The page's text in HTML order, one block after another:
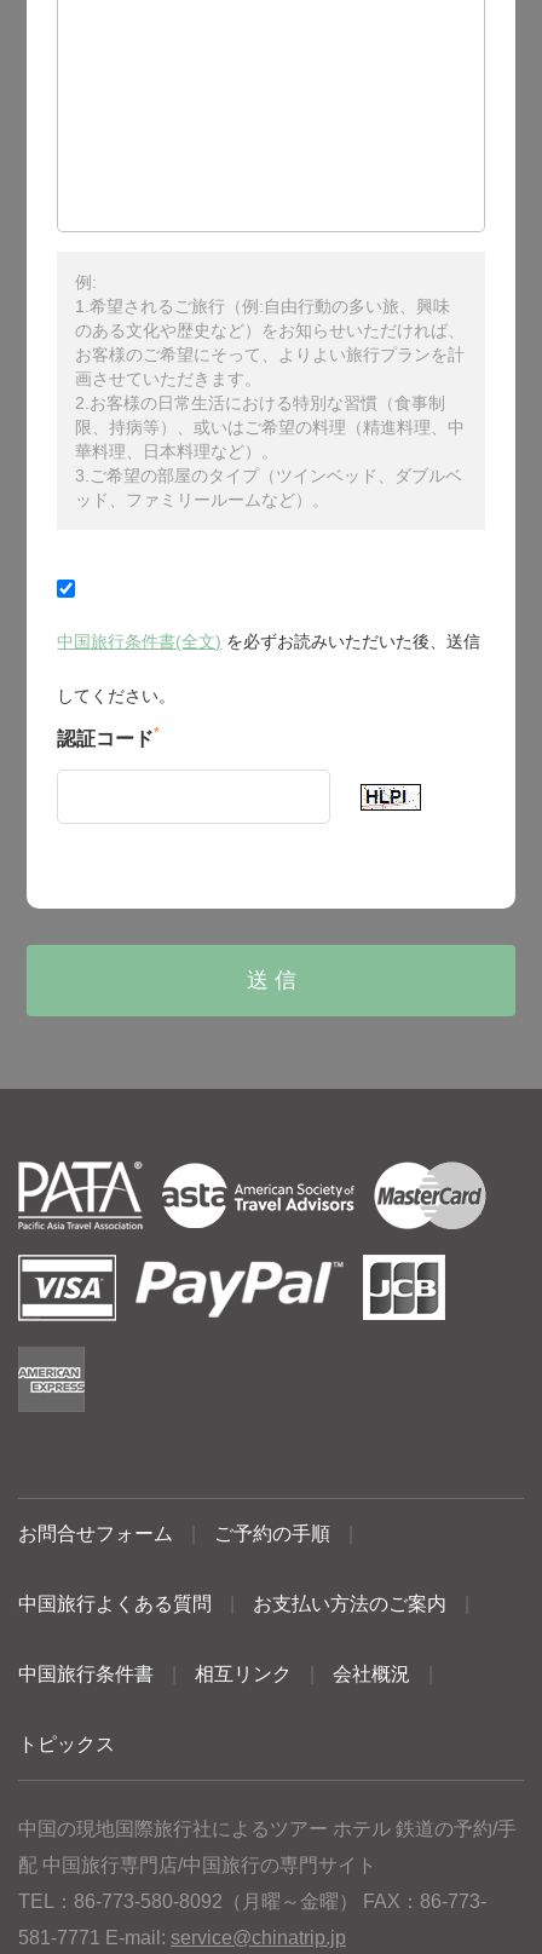
例:
1.希望されるご旅行（例:自由行動の多い旅、興味
のある文化や歴史など）をお知らせいただければ、
お客様のご希望にそって、よりよい旅行プランを計
画させていただきます。
2.お客様の日常生活における特別な習慣（食事制
限、持病等）、或いはご希望の料理（精進料理、中
華料理、日本料理など）。
3.ご希望の部屋のタイプ（ツインベッド、ダブルベ
ッド、ファミリールームなど）。
中国旅行条件書(全文) を必ずお読みいただいた後、送信
してください。
認証コード*
お問合せフォーム ご予約の手順
中国旅行よくある質問 お支払い方法のご案内
中国旅行条件書 相互リンク 会社概況
トピックス
中国の現地国際旅行社によるツアー ホテル 鉄道の予約/手
配 中国旅行専門店/中国旅行の専門サイト
TEL：86-773-580-8092（月曜～金曜） FAX：86-773-
581-7771 E-mail: service@chinatrip.jp